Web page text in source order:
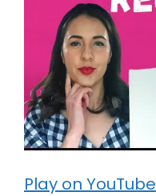
Play on YouTube